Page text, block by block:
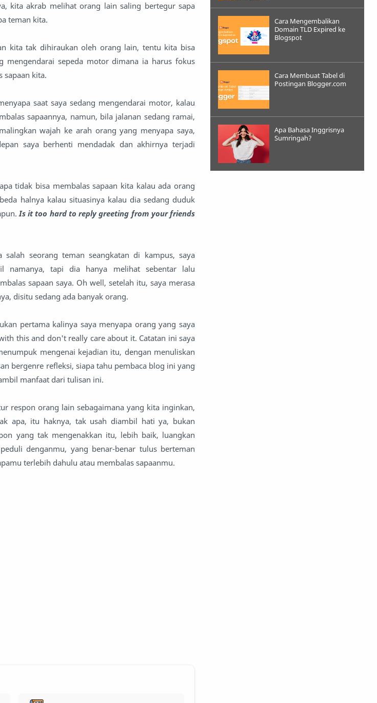
kita akrab melihat orang lain saling bertegur sapa
teman kita.
kita tak dihiraukan oleh orang lain, tentu kita bisa
mengendarai sepeda motor dimana ia harus fokus
sapaan kita.
saat saya sedang mengendarai motor, kalau
sapaannya, namun, bila jalanan sedang ramai,
wajah ke arah orang yang menyapa saya,
saya berhenti mendadak dan akhirnya terjadi
tidak bisa membalas sapaan kita kalau ada orang
halnya kalau situasinya kalau dia sedang duduk
Is it too hard to reply greeting from your friends
salah seorang teman seangkatan di kampus, saya
namanya, tapi dia hanya melihat sebentar lalu
sapaan saya. Oh well, setelah itu, saya merasa
disitu sedang ada banyak orang.
pertama kalinya saya menyapa orang yang saya
this and don't really care about it. Catatan ini saya
mengenai kejadian itu, dengan menuliskan
bergenre refleksi, siapa tahu pembaca blog ini yang
manfaat dari tulisan ini.
respon orang lain sebagaimana yang kita inginkan,
apa, itu haknya, tak usah diambil hati ya, bukan
yang tak mengenakkan itu, lebih baik, luangkan
denganmu, yang benar-benar tulus berteman
terlebih dahulu atau membalas sapaanmu.
Cara Mengembalikan
Domain TLD Expired ke
Blogspot
Cara Membuat Tabel di
Postingan Blogger.com
Apa Bahasa Inggrisnya
Sumringah?